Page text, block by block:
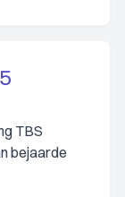
TBS
bejaarde